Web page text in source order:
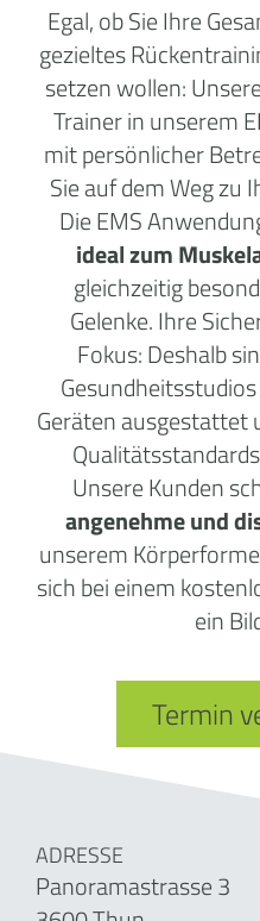
Egal, ob Sie Ihre
gezieltes
setzen wollen:
Trainer in unserem
mit persönlicher
Sie auf dem Weg zu
Die EMS
ideal zum
gleichzeitig
Gelenke. Ihre
Fokus: Deshalb
Geräten ausgestattet
Unsere Kunden
angenehme und
unserem
sich bei einem
ein
Termin
ADRESSE
Panoramastrasse 3